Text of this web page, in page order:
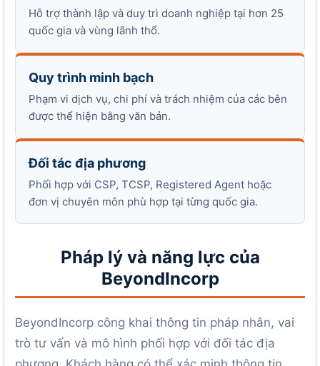
Hỗ trợ thành lập và duy trì doanh nghiệp tại hơn 25
quốc gia và vùng lãnh thổ.
Quy trình minh bạch
Phạm vi dịch vụ, chi phí và trách nhiệm của các bên
được thể hiện bằng văn bản.
Đối tác địa phương
Phối hợp với CSP, TCSP, Registered Agent hoặc
đơn vị chuyên môn phù hợp tại từng quốc gia.
Pháp lý và năng lực của
BeyondIncorp
BeyondIncorp công khai thông tin pháp nhân, vai
trò tư vấn và mô hình phối hợp với đối tác địa